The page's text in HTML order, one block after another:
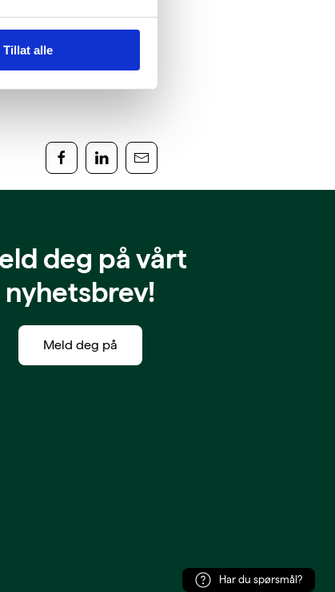
Tillat alle
deg på vårt
nyhetsbrev!
Meld deg på
Har du spørsmål?